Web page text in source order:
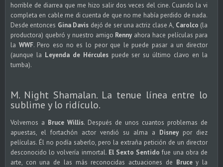
horrible de diarrea que me hizo salir dos veces del cine. Cuando la vi
completa en cable me di cuenta de que no me había perdido de nada.
Desde entonces Gina Davis dejó de ser una actriz clase A, Carolco (la
productora) quebró y nuestro amigo Renny ahora hace películas para
la WWF. Pero eso no es lo peor que le puede pasar a un director
(aunque la Leyenda de Hérculespuede ser su último clavo en la
tumba).
M. Night Shamalan. La tenue línea entre lo
sublime y lo ridículo.
Volvemos a Bruce Willis. Después de unos cuantos problemas de
apuestas, el fortachón actor vendió su alma a Disney por diez
películas. Él no podía saberlo, pero la extraña petición de un director
desconocido lo volvería inmortal. El Sexto Sentido fue una obra de
arte, con una de las más reconocidas actuaciones de Brucey la